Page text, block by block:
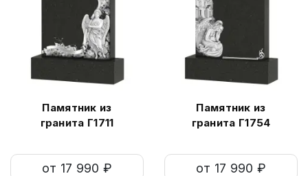
Памятник из
гранита Г1711
от 17 990 ₽
Памятник из
гранита Г1754
от 17 990 ₽